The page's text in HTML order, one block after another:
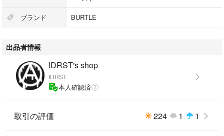
ブランド BURTLE
出品者情報
IDRST's shop
IDRST
本人確認済
取引の評価 224 1 1